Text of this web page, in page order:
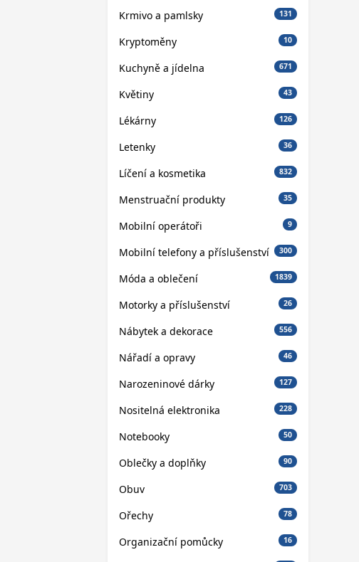
Krmivo a pamlsky 131
Kryptoměny 10
Kuchyně a jídelna 671
Květiny 43
Lékárny 126
Letenky 36
Líčení a kosmetika 832
Menstruační produkty 35
Mobilní operátoři 9
Mobilní telefony a příslušenství 300
Móda a oblečení 1839
Motorky a příslušenství 26
Nábytek a dekorace 556
Nářadí a opravy 46
Narozeninové dárky 127
Nositelná elektronika 228
Notebooky 50
Oblečky a doplňky 90
Obuv 703
Ořechy 78
Organizační pomůcky 16